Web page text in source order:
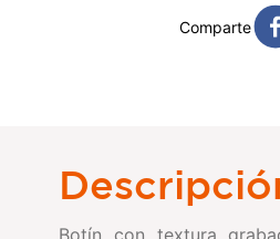
Comparte
Botín con textura